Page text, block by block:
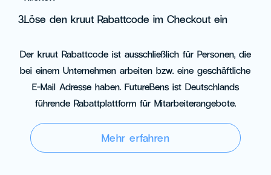
3.Löse den kruut Rabattcode im Checkout ein
Der kruut Rabattcode ist ausschließlich für Personen, die
bei einem Unternehmen arbeiten bzw. eine geschäftliche
E-Mail Adresse haben. FutureBens ist Deutschlands
führende Rabattplattform für Mitarbeiterangebote.
Mehr erfahren